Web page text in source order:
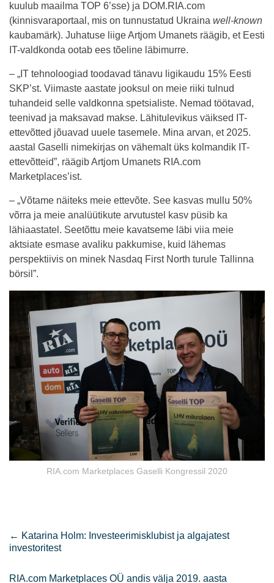
kuulub maailma TOP 6’sse) ja DOM.RIA.com
(kinnisvaraportaal, mis on tunnustatud Ukraina well-known
kaubamärk). Juhatuse liige Artjom Umanets räägib, et Eesti
IT-valdkonda ootab ees tõeline läbimurre.
– „IT tehnoloogiad toodavad tänavu ligikaudu 15% Eesti
SKP’st. Viimaste aastate jooksul on meie riiki tulnud
tuhandeid selle valdkonna spetsialiste. Nemad töötavad,
teenivad ja maksavad makse. Lähitulevikus väiksed IT-
ettevõtted jõuavad uuele tasemele. Mina arvan, et 2025.
aastal Gaselli nimekirjas on vähemalt üks kolmandik IT-
ettevõtteid”, räägib Artjom Umanets RIA.com
Marketplaces’ist.
– „Võtame näiteks meie ettevõte. See kasvas mullu 50%
võrra ja meie analüütikute arvutustel kasv püsib ka
lähiaastatel. Seetõttu meie kavatseme läbi viia meie
aktsiate esmase avaliku pakkumise, kuid lähemas
perspektiivis on minek Nasdaq First North turule Tallinna
börsil”.
RIA.com Marketplaces Gaselli Kongressil 2020
← Katarina Holm: Investeerimisklubist ja algajatest
investoritest
RIA.com Marketplaces OÜ andis välja 2019. aasta